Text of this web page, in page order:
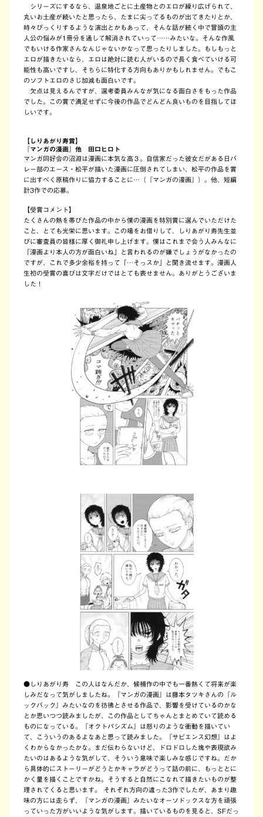
シリーズにするなら、温泉地ごとに土産物とのエロが繰り広げられて、
丸いお土産が続いたと思ったら、たまに尖ってるものが出てきたりとか、
時々びっくりするような演出とかもあって、そんな話が続く中で冒頭の主
人公の悩みが1冊分を通して解消されていって……みたいな。そんな作風
でもいける作家さんなんじゃないかなって思ったりしました。もしもっと
エロが描きたいなら、エロは絶対に読む人がいるので長く食べていける可
能性も高いですし、そちらに特化する方向もありかもしれません。でもこ
のソフトエロのさじ加減も面白いです。
欠点は見えるんですが、選考委員みんなが気になる面白さをもった作品
でした。この賞で満足せずに今後の作品でどんどん良いものを目指してほ
しいです。
【しりあがり寿賞】
『マンガの漫画』他 田口ヒロト
マンガ同好会の沼淵は漫画に本気な高３。自信家だった彼女だがある日バ
レー部のエース・松平が描いた漫画に圧倒されてしまい、松平の作品を賞
に出すべく原稿作りに協力することに…（『マンガの漫画』）。他、短編
計3作での応募。
【受賞コメント】
たくさんの熱を帯びた作品の中から僕の漫画を特別賞に選んでいただけた
こと、とても光栄に思います。この場をお借りして、しりあがり寿先生並
びに審査員の皆様に厚く御礼申し上げます。僕はこれまで会う人みんなに
「漫画より本人の方が面白いね」と言われるのが嫌でしょうがなかったの
ですが、これで多少余裕を持って「…そっスか」と聞き流せます。漫画人
生初の受賞の喜びは文字だけではとても表せません。ありがとうございま
した！
●しりあがり寿 この人はなんだか、候補作の中でも一番熱くて将来が楽
しみだなって気がしましたね。『マンガの漫画』は藤本タツキさんの『ル
ックバック』みたいなのを彷彿とさせる作品で、影響を受けているのかな
とか思いつつ読みましたが、この作品としてちゃんとまとめていて読める
ものになっている。『オクトパシズム』は怒りのような衝動を描いてい
て、こういうのあるよなあと思って読みました。『サピエンス幻想』はよ
くわからなかったかな。まだ伝わらないけど、ドロドロした塊や表現欲み
たいのはあるような気がして、そういう意味で楽しみな感じですね。だか
ら具体的にストーリーがどうとかキャラがどうって話の前に、もっととに
かく量を描くことですかね。そうすると自然にこなれて描きたいものが整
理されてくると思います。 それぞれ方向の違った3作でしたが、あまり趣
味の方には走らず、『マンガの漫画』みたいなオーソドックスな方を頑張
っていった方がいいような気がします。描いているものを見ると、SFだっ